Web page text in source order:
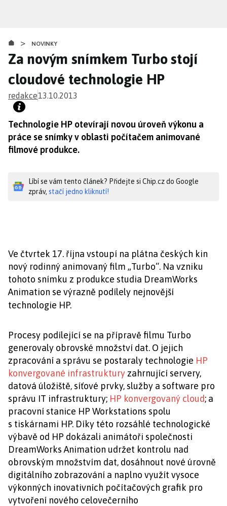
obsahu
> NOVINKY
Za novým snímkem Turbo stojí
cloudové technologie HP
redakce13.10.2013
Technologie HP otevírají novou úroveň výkonu a
práce se snímky v oblasti počítačem animované
filmové produkce.
Líbí se vám tento článek? Přidejte si Chip.cz do Google
zpráv, stačí jedno kliknutí!
Ve čtvrtek 17. října vstoupí na plátna českých kin
nový rodinný animovaný film „Turbo“. Na vzniku
tohoto snímku z produkce studia DreamWorks
Animation se výrazně podílely nejnovější
technologie HP.
Procesy podílející se na přípravě filmu Turbo
generovaly obrovské množství dat. O jejich
zpracování a správu se postaraly technologie HP
konvergované infrastruktury zahrnující servery,
datová úložiště, síťové prvky, služby a software pro
správu IT infrastruktury; HP konvergovaný cloud; a
pracovní stanice HP Workstations spolu
s tiskárnami HP. Díky této rozsáhlé technologické
výbavě od HP dokázali animátoři společnosti
DreamWorks Animation udržet kontrolu nad
obrovským množstvím dat, dosáhnout nové úrovně
digitálního zobrazování a naplno využít vysoce
výkonných inovativních počítačových grafik pro
vytvoření nového celovečerního